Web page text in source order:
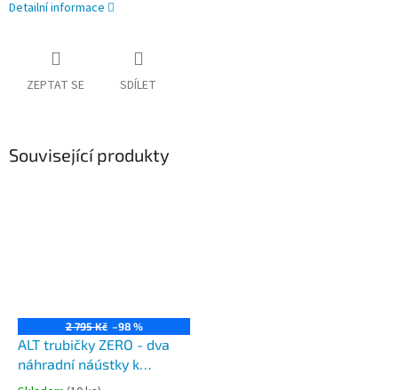
Detailní informace
ZEPTAT SE SDÍLET
Související produkty
2 795 Kč –98 %
ALT trubičky ZERO - dva
náhradní náústky k
alkoholtesteru ALT ZERO 2